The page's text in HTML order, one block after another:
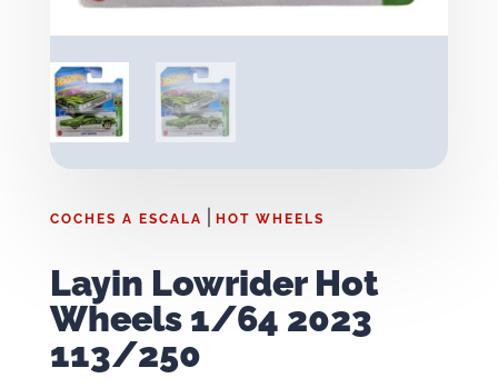
COCHES A ESCALA HOT WHEELS
Layin Lowrider Hot
Wheels 1/64 2023
113/250